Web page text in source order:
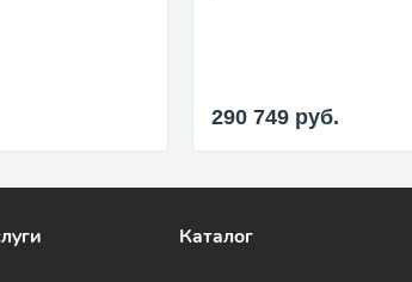
290 749 руб.
Каталог